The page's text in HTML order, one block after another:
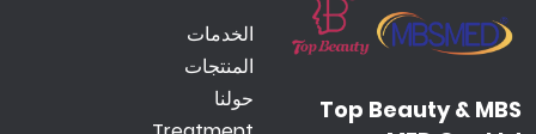
Top Beauty & MBS
الخدمات
المنتجات
حولنا